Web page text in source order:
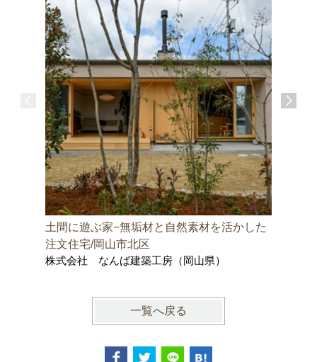
土間に遊ぶ家−無垢材と自然素材を活かした
注文住宅/岡山市北区
株式会社 なんば建築工房（岡山県）
一覧へ戻る